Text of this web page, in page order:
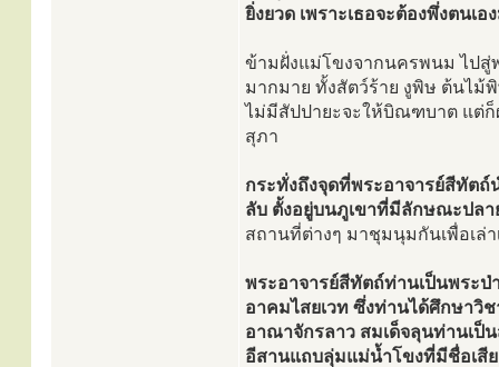
ยิ่งยวด เพราะเธอจะต้องพึ่งตนเอ
ข้ามฝั่งแม่โขงจากนครพนม ไปสู่
มากมาย ทั้งสัตว์ร้าย งูพิษ ต้นไม้
ไม่มีสัปปายะจะให้บิณฑบาต แต่
สุภา
กระทั่งถึงจุดที่พระอาจารย์สีทัต
ลับ ตั้งอยู่บนภูเขาที่มีลักษณะปลา
สถานที่ต่างๆ มาชุมนุมกันเพื่อเล่
พระอาจารย์สีทัตถ์ท่านเป็นพระ
อาคมไสยเวท ซึ่งท่านได้ศึกษาวิ
อาณาจักรลาว สมเด็จลุนท่านเป็
อีสานแถบลุ่มแม่น้ำโขงที่มีชื่อเสี